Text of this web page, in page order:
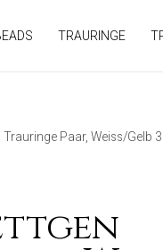
TRAURINGE
Paar, Weiss/Gelb